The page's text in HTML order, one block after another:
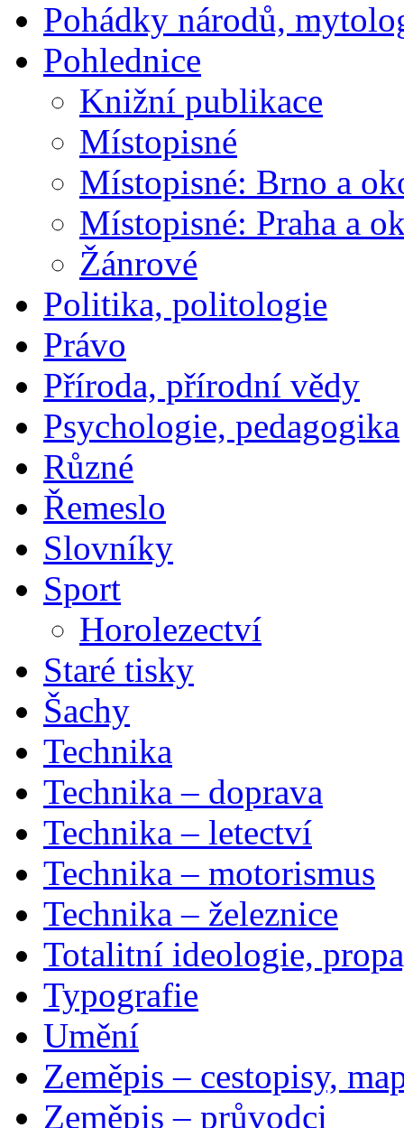
Pohádky národů,
Pohlednice
Knižní publikace
Místopisné
Místopisné: Brno a
Místopisné: Praha a
Žánrové
Politika, politologie
Právo
Příroda, přírodní vědy
Psychologie, pedagogika
Různé
Řemeslo
Slovníky
Sport
Horolezectví
Staré tisky
Šachy
Technika
Technika – doprava
Technika – letectví
Technika – motorismus
Technika – železnice
Totalitní ideologie,
Typografie
Umění
Zeměpis – cestopisy,
Zeměpis – průvodci